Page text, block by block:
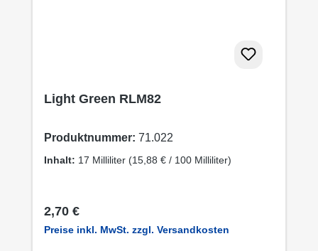
Light Green RLM82
Produktnummer: 71.022
Inhalt: 17 Milliliter (15,88 € / 100 Milliliter)
Regulärer Preis:
2,70 €
Preise inkl. MwSt. zzgl. Versandkosten